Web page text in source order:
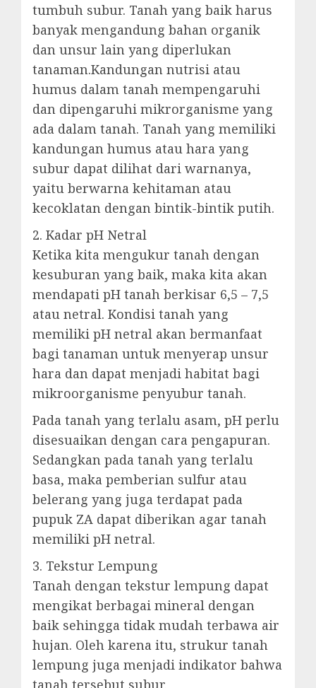
tumbuh subur. Tanah yang baik harus
banyak mengandung bahan organik
dan unsur lain yang diperlukan
tanaman.Kandungan nutrisi atau
humus dalam tanah mempengaruhi
dan dipengaruhi mikrorganisme yang
ada dalam tanah. Tanah yang memiliki
kandungan humus atau hara yang
subur dapat dilihat dari warnanya,
yaitu berwarna kehitaman atau
kecoklatan dengan bintik-bintik putih.
2. Kadar pH Netral
Ketika kita mengukur tanah dengan
kesuburan yang baik, maka kita akan
mendapati pH tanah berkisar 6,5 – 7,5
atau netral. Kondisi tanah yang
memiliki pH netral akan bermanfaat
bagi tanaman untuk menyerap unsur
hara dan dapat menjadi habitat bagi
mikroorganisme penyubur tanah.
Pada tanah yang terlalu asam, pH perlu
disesuaikan dengan cara pengapuran.
Sedangkan pada tanah yang terlalu
basa, maka pemberian sulfur atau
belerang yang juga terdapat pada
pupuk ZA dapat diberikan agar tanah
memiliki pH netral.
3. Tekstur Lempung
Tanah dengan tekstur lempung dapat
mengikat berbagai mineral dengan
baik sehingga tidak mudah terbawa air
hujan. Oleh karena itu, strukur tanah
lempung juga menjadi indikator bahwa
tanah tersebut subur.